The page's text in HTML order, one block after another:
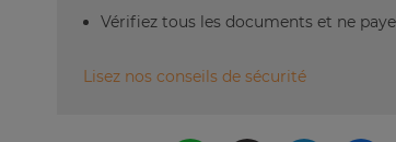
Vérifiez tous les documents et ne
Lisez nos conseils de sécurité